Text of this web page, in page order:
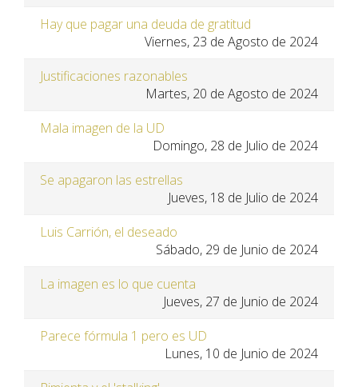
Hay que pagar una deuda de gratitud
Viernes, 23 de Agosto de 2024
Justificaciones razonables
Martes, 20 de Agosto de 2024
Mala imagen de la UD
Domingo, 28 de Julio de 2024
Se apagaron las estrellas
Jueves, 18 de Julio de 2024
Luis Carrión, el deseado
Sábado, 29 de Junio de 2024
La imagen es lo que cuenta
Jueves, 27 de Junio de 2024
Parece fórmula 1 pero es UD
Lunes, 10 de Junio de 2024